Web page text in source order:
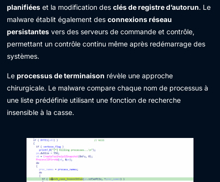
planifiées et la modification des clés de registre d’autorun. Le
malware établit également des connexions réseau
persistantes vers des serveurs de commande et contrôle,
permettant un contrôle continu même après redémarrage des
systèmes.
Le processus de terminaison révèle une approche
chirurgicale. Le malware compare chaque nom de processus à
une liste prédéfinie utilisant une fonction de recherche
insensible à la casse.